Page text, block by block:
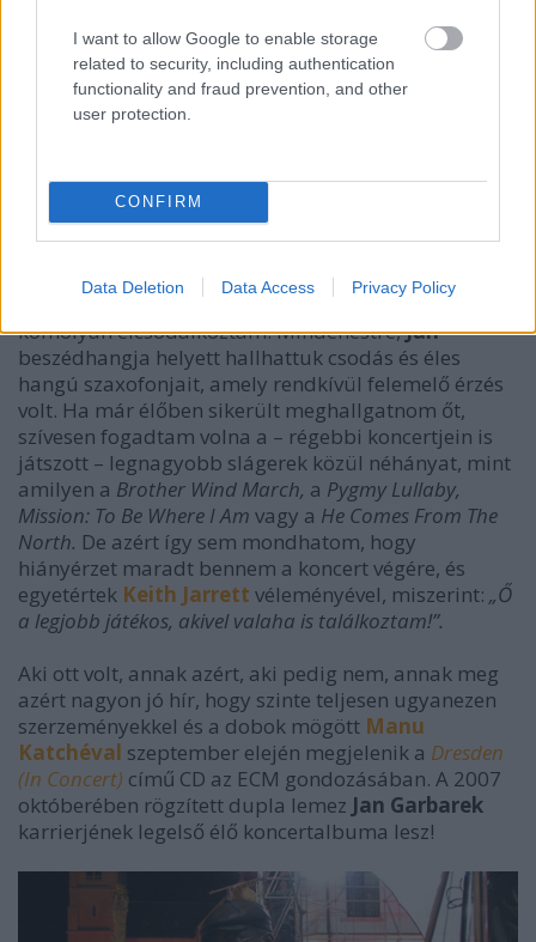
I want to allow Google to enable storage
related to security, including authentication
functionality and fraud prevention, and other
user protection.
CONFIRM
Data Deletion Data Access Privacy Policy
A fellépés közel két és fél órás időtartama alatt
rendkívüli esemény nem történt, leszámítva a
kidurranó és elfüstölgő lámpát a zongorista feje
felett, valamint a dobos lábcinjének sürgős
nem a szavak embere, de hogy egyetlen félmondatot
se szóljon, s ne mutassa be zenésztársait, azon
komolyan elcsodálkoztam. Mindenestre,Jan
beszédhangja helyett hallhattuk csodás és éles
hangú szaxofonjait, amely rendkívül felemelő érzés
volt. Ha már élőben sikerült meghallgatnom őt,
szívesen fogadtam volna a – régebbi koncertjein is
játszott – legnagyobb slágerek közül néhányat, mint
amilyen a Brother Wind March, a Pygmy Lullaby,
Mission: To Be Where I Am vagy a He Comes From The
North. De azért így sem mondhatom, hogy
hiányérzet maradt bennem a koncert végére, és
egyetértek Keith Jarrett véleményével, miszerint: „Ő
a legjobb játékos, akivel valaha is találkoztam!”.
Aki ott volt, annak azért, aki pedig nem, annak meg
azért nagyon jó hír, hogy szinte teljesen ugyanezen
szerzeményekkel és a dobok mögött Manu
Katchéval szeptember elején megjelenik a Dresden
(In Concert) című CD az ECM gondozásában. A 2007
októberében rögzített dupla lemez Jan Garbarek
karrierjének legelső élő koncertalbuma lesz!